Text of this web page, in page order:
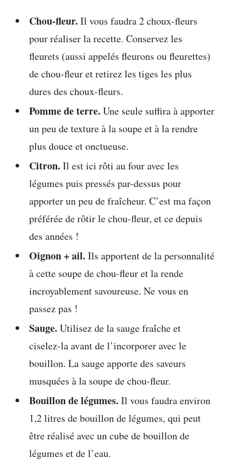
Chou-fleur. Il vous faudra 2 choux-fleurs
pour réaliser la recette. Conservez les
fleurets (aussi appelés fleurons ou fleurettes)
de chou-fleur et retirez les tiges les plus
dures des choux-fleurs.
Pomme de terre. Une seule suffira à apporter
un peu de texture à la soupe et à la rendre
plus douce et onctueuse.
Citron. Il est ici rôti au four avec les
légumes puis pressés par-dessus pour
apporter un peu de fraîcheur. C’est ma façon
préférée de rôtir le chou-fleur, et ce depuis
des années !
Oignon + ail. Ils apportent de la personnalité
à cette soupe de chou-fleur et la rende
incroyablement savoureuse. Ne vous en
passez pas !
Sauge. Utilisez de la sauge fraîche et
ciselez-la avant de l’incorporer avec le
bouillon. La sauge apporte des saveurs
musquées à la soupe de chou-fleur.
Bouillon de légumes. Il vous faudra environ
1,2 litres de bouillon de légumes, qui peut
être réalisé avec un cube de bouillon de
légumes et de l’eau.